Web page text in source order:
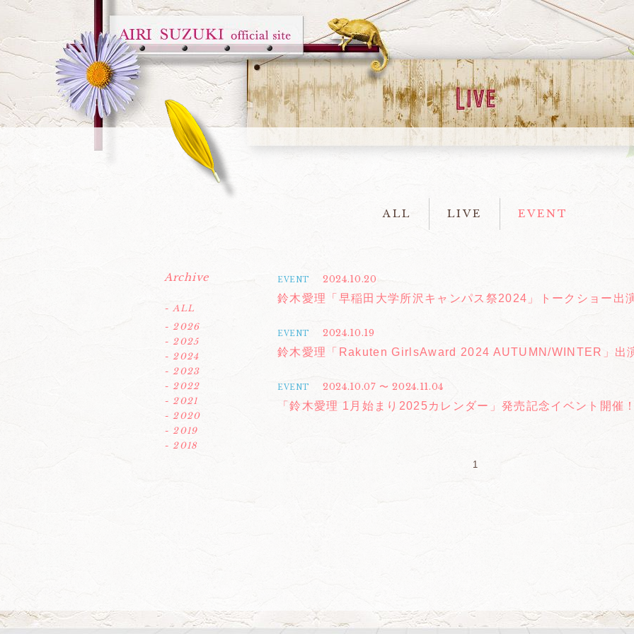
ALL LIVE EVENT
EVENT
2024.10.20
鈴木愛理「早稲田大学所沢キャンパス祭2024」トークショー出
EVENT
2024.10.19
鈴木愛理「Rakuten GirlsAward 2024 AUTUMN/WINTER」出
EVENT
2024.10.07 〜 2024.11.04
「鈴木愛理 1月始まり2025カレンダー」発売記念イベント開催
Archive
- ALL
- 2026
- 2025
- 2024
- 2023
- 2022
- 2021
- 2020
- 2019
- 2018
1